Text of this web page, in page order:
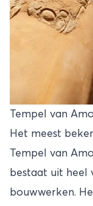
Tempel van
Het meest
Tempel van
bestaat uit heel
bouwwerken.